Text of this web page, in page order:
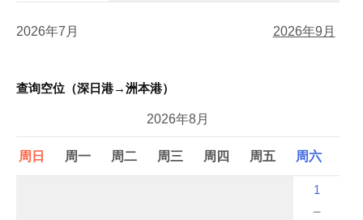
2026年7月 2026年9月
查询空位（深日港→洲本港）
2026年8月
周日 周一 周二 周三 周四 周五 周六
1
－